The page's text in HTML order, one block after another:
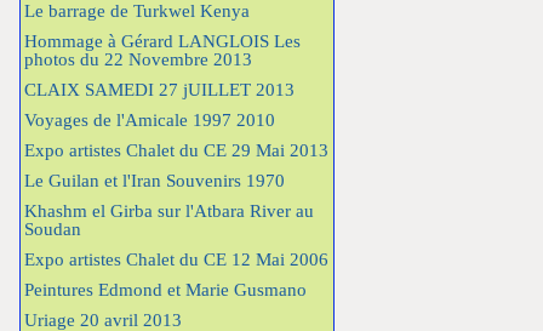
Le barrage de Turkwel Kenya
Hommage à Gérard LANGLOIS Les
photos du 22 Novembre 2013
CLAIX SAMEDI 27 jUILLET 2013
Voyages de l'Amicale 1997 2010
Expo artistes Chalet du CE 29 Mai 2013
Le Guilan et l'Iran Souvenirs 1970
Khashm el Girba sur l'Atbara River au
Soudan
Expo artistes Chalet du CE 12 Mai 2006
Peintures Edmond et Marie Gusmano
Uriage 20 avril 2013